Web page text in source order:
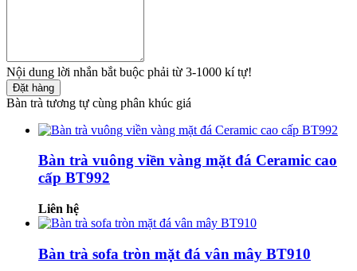
Nội dung lời nhắn bắt buộc phải từ 3-1000 kí tự!
Đặt hàng
Bàn trà tương tự cùng phân khúc giá
Bàn trà vuông viền vàng mặt đá Ceramic cao
cấp BT992
Liên hệ
Bàn trà sofa tròn mặt đá vân mây BT910